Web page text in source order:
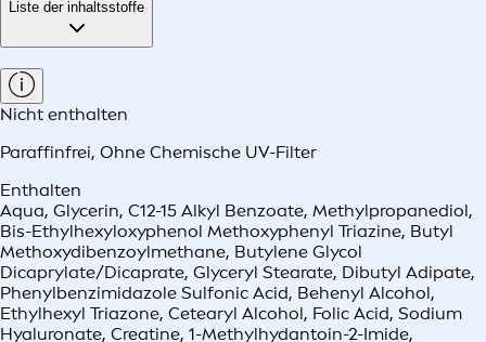
Liste der inhaltsstoffe
Nicht enthalten
Paraffinfrei, Ohne Chemische UV-Filter
Enthalten
Aqua, Glycerin, C12-15 Alkyl Benzoate, Methylpropanediol,
Bis-Ethylhexyloxyphenol Methoxyphenyl Triazine, Butyl
Methoxydibenzoylmethane, Butylene Glycol
Dicaprylate/Dicaprate, Glyceryl Stearate, Dibutyl Adipate,
Phenylbenzimidazole Sulfonic Acid, Behenyl Alcohol,
Ethylhexyl Triazone, Cetearyl Alcohol, Folic Acid, Sodium
Hyaluronate, Creatine, 1-Methylhydantoin-2-Imide,